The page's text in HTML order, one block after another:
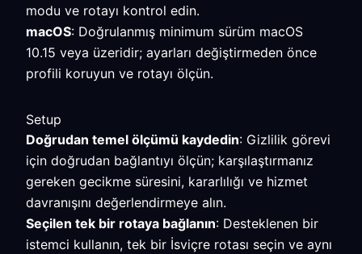
modu ve rotayı kontrol edin.
macOS: Doğrulanmış minimum sürüm macOS
10.15 veya üzeridir; ayarları değiştirmeden önce
profili koruyun ve rotayı ölçün.
Setup
Doğrudan temel ölçümü kaydedin: Gizlilik görevi
için doğrudan bağlantıyı ölçün; karşılaştırmanız
gereken gecikme süresini, kararlılığı ve hizmet
davranışını değerlendirmeye alın.
Seçilen tek bir rotaya bağlanın: Desteklenen bir
istemci kullanın, tek bir İsviçre rotası seçin ve aynı